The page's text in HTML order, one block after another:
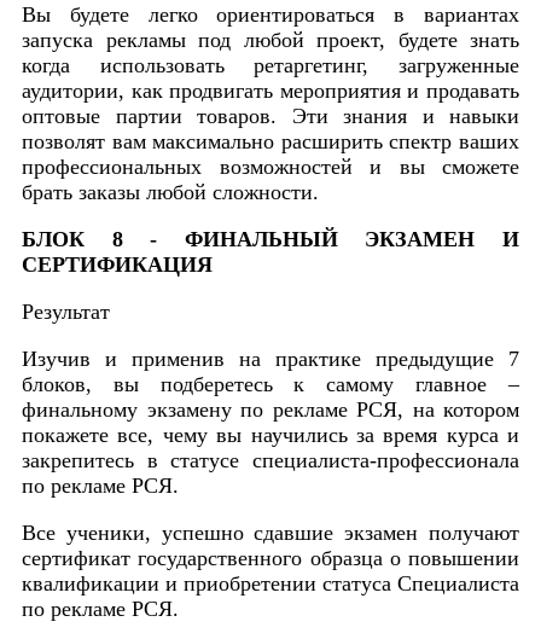
Вы будете легко ориентироваться в вариантах
запуска рекламы под любой проект, будете знать
когда использовать ретаргетинг, загруженные
аудитории, как продвигать мероприятия и продавать
оптовые партии товаров. Эти знания и навыки
позволят вам максимально расширить спектр ваших
профессиональных возможностей и вы сможете
брать заказы любой сложности.
БЛОК 8 - ФИНАЛЬНЫЙ ЭКЗАМЕН И
СЕРТИФИКАЦИЯ
Результат
Изучив и применив на практике предыдущие 7
блоков, вы подберетесь к самому главное –
финальному экзамену по рекламе РСЯ, на котором
покажете все, чему вы научились за время курса и
закрепитесь в статусе специалиста-профессионала
по рекламе РСЯ.
Все ученики, успешно сдавшие экзамен получают
сертификат государственного образца о повышении
квалификации и приобретении статуса Специалиста
по рекламе РСЯ.